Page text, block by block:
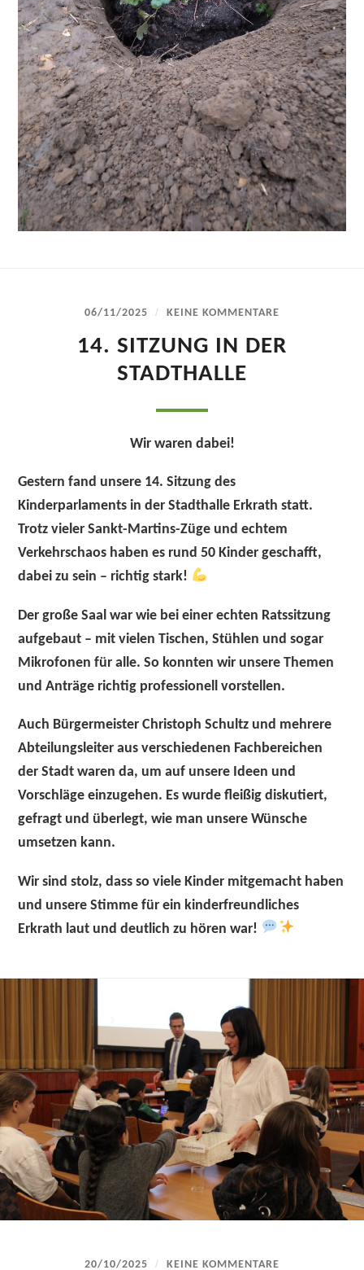
06/11/2025 / KEINE KOMMENTARE
14. SITZUNG IN DER
STADTHALLE
Wir waren dabei!
Gestern fand unsere 14. Sitzung des
Kinderparlaments in der Stadthalle Erkrath statt.
Trotz vieler Sankt-Martins-Züge und echtem
Verkehrschaos haben es rund50 Kinder geschafft,
dabei zu sein – richtig stark!
Der große Saal war wie bei einer echten Ratssitzung
aufgebaut – mit vielen Tischen, Stühlen und sogar
Mikrofonen für alle. So konnten wir unsere Themen
und Anträge richtig professionell vorstellen.
Auch Bürgermeister Christoph Schultz und mehrere
Abteilungsleiter aus verschiedenen Fachbereichen
der Stadt waren da, um auf unsere Ideen und
Vorschläge einzugehen. Es wurde fleißig diskutiert,
gefragt und überlegt, wie man unsere Wünsche
umsetzen kann.
Wir sind stolz, dass so viele Kinder mitgemacht haben
und unsere Stimme für ein kinderfreundliches
Erkrath laut und deutlich zu hören war!
20/10/2025 / KEINE KOMMENTARE